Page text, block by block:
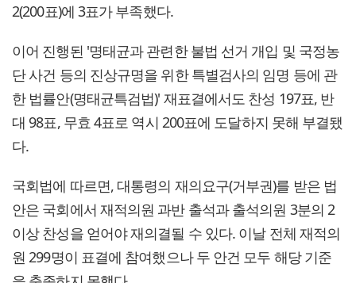
2(200표)에 3표가 부족했다.
이어 진행된 '명태균과 관련한 불법 선거 개입 및 국정농
단 사건 등의 진상규명을 위한 특별검사의 임명 등에 관
한 법률안(명태균특검법)' 재표결에서도 찬성 197표, 반
대 98표, 무효 4표로 역시 200표에 도달하지 못해 부결됐
다.
국회법에 따르면, 대통령의 재의요구(거부권)를 받은 법
안은 국회에서 재적의원 과반 출석과 출석의원 3분의 2
이상 찬성을 얻어야 재의결될 수 있다. 이날 전체 재적의
원 299명이 표결에 참여했으나 두 안건 모두 해당 기준